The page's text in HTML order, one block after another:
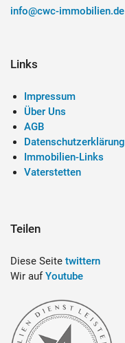
info@cwc-immobilien.de
Links
Impressum
Über Uns
AGB
Datenschutzerklärung
Immobilien-Links
Vaterstetten
Teilen
Diese Seite twittern
Wir aufYoutube